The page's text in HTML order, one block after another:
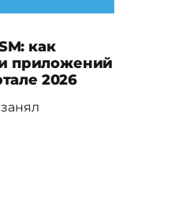
как
приложений
2026
заметно